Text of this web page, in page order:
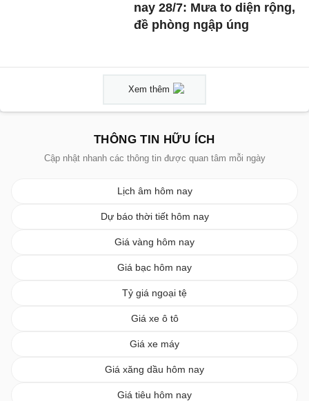
nay 28/7: Mưa to diện rộng,
đề phòng ngập úng
Xem thêm
THÔNG TIN HỮU ÍCH
Cập nhật nhanh các thông tin được quan tâm mỗi ngày
Lịch âm hôm nay
Dự báo thời tiết hôm nay
Giá vàng hôm nay
Giá bạc hôm nay
Tỷ giá ngoại tệ
Giá xe ô tô
Giá xe máy
Giá xăng dầu hôm nay
Giá tiêu hôm nay